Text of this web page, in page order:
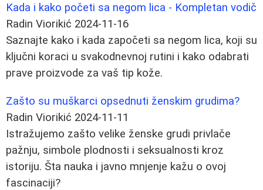
Kada i kako početi sa negom lica - Kompletan vodič
Radin Viorikić 2024-11-16
Saznajte kako i kada započeti sa negom lica, koji su
ključni koraci u svakodnevnoj rutini i kako odabrati
prave proizvode za vaš tip kože.
Zašto su muškarci opsednuti ženskim grudima?
Radin Viorikić 2024-11-11
Istražujemo zašto velike ženske grudi privlače
pažnju, simbole plodnosti i seksualnosti kroz
istoriju. Šta nauka i javno mnjenje kažu o ovoj
fascinaciji?